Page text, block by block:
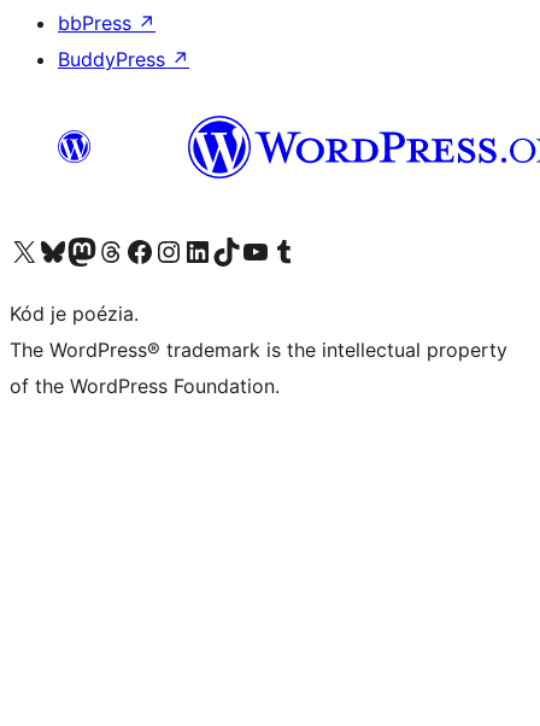
bbPress ↗
BuddyPress ↗
Navštívte náš účet na X (predtým Twitter)
Navštívte náš účet na platforme Bluesky
Navštívte náš účet na Mastodone
Navštívte náš účet na platforme Threads
Navštívte našu stránku na Facebooku
Navštívte náš účet Instagram
Navštívte náš účet LinkedIn
Navštívte náš účet na platforme TikTok
Navštívte náš kanál YouTube
Navštívte náš účet na platforme Tumblr
Kód je poézia.
The WordPress® trademark is the intellectual property
of the WordPress Foundation.